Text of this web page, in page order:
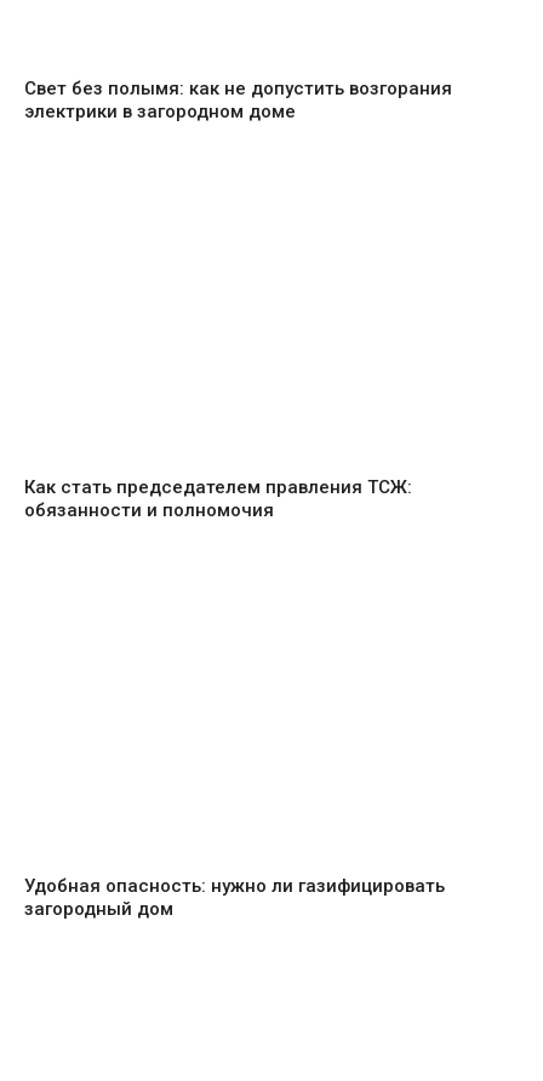
Свет без полымя: как не допустить возгорания
электрики в загородном доме
Как стать председателем правления ТСЖ:
обязанности и полномочия
Удобная опасность: нужно ли газифицировать
загородный дом